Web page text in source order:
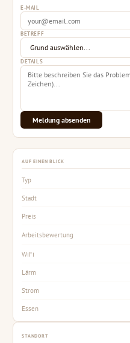
E-MAIL
BETREFF
DETAILS
Meldung absenden
AUF EINEN BLICK
Typ
Stadt
Preis
Arbeitsbewertung
WiFi
Lärm
Strom
Essen
STANDORT